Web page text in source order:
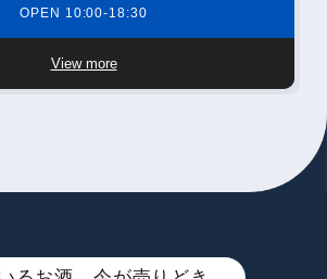
OPEN 10:00-18:30
View more